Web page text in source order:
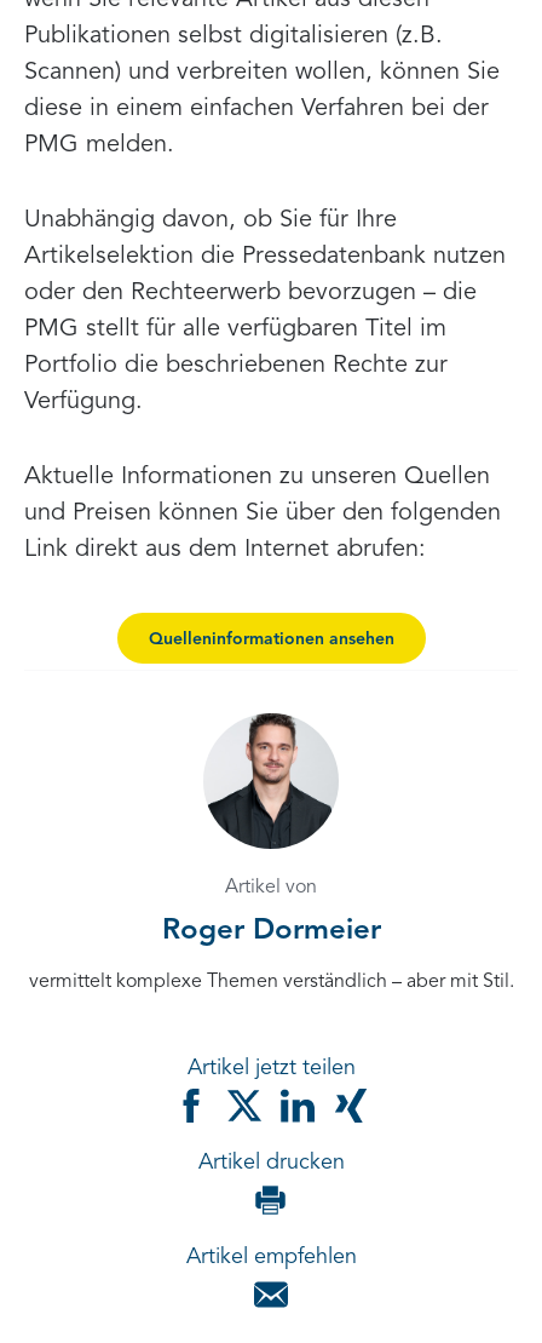
Publikationen selbst digitalisieren (z.B.
Scannen) und verbreiten wollen, können Sie
diese in einem einfachen Verfahren bei der
PMG melden.
Unabhängig davon, ob Sie für Ihre
Artikelselektion die Pressedatenbank nutzen
oder den Rechteerwerb bevorzugen – die
PMG stellt für alle verfügbaren Titel im
Portfolio die beschriebenen Rechte zur
Verfügung.
Aktuelle Informationen zu unseren Quellen
und Preisen können Sie über den folgenden
Link direkt aus dem Internet abrufen:
Quelleninformationen ansehen
Artikel von
Roger Dormeier
vermittelt komplexe Themen verständlich – aber mit Stil.
Artikel jetzt teilen
Artikel drucken
Artikel empfehlen